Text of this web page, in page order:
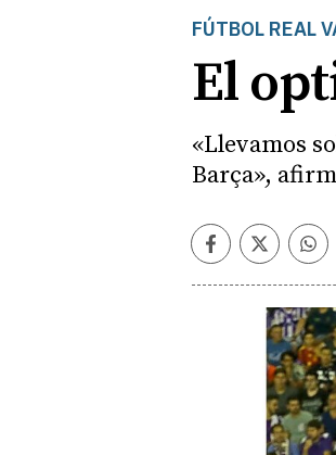
FÚTBOL REAL
El
«Llevamos
Barça»,
Facebook
Twitter